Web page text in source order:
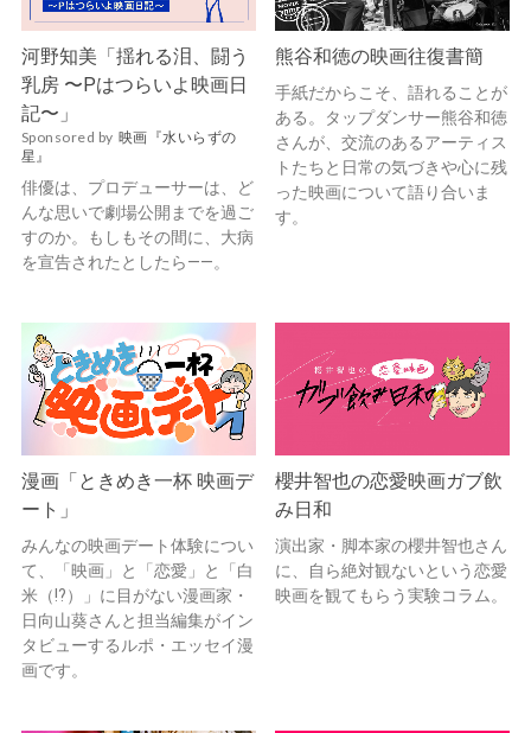
河野知美「揺れる泪、闘う
乳房 〜Pはつらいよ映画日
記〜」
Sponsored by 映画『水いらずの
星』
俳優は、プロデューサーは、ど
んな思いで劇場公開までを過ご
すのか。もしもその間に、大病
を宣告されたとしたら——。
熊谷和徳の映画往復書簡
手紙だからこそ、語れることが
ある。タップダンサー熊谷和徳
さんが、交流のあるアーティス
トたちと日常の気づきや心に残
った映画について語り合いま
す。
漫画「ときめき一杯 映画デ
ート」
みんなの映画デート体験につい
て、「映画」と「恋愛」と「白
米（!?）」に目がない漫画家・
日向山葵さんと担当編集がイン
タビューするルポ・エッセイ漫
画です。
櫻井智也の恋愛映画ガブ飲
み日和
演出家・脚本家の櫻井智也さん
に、自ら絶対観ないという恋愛
映画を観てもらう実験コラム。